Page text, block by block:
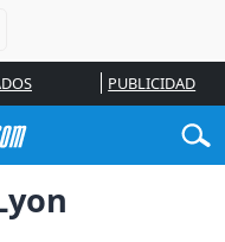
PUBLICIDAD